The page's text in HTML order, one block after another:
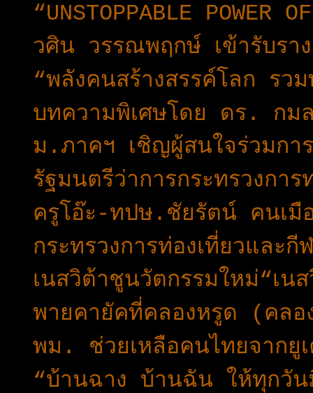
“UNSTOPPABLE POWER
วศิน วรรณพฤกษ์ เข้ารับร
“พลังคนสร้างสรรค์โลก ร
บทความพิเศษโดย ดร. ก
ม.ภาคฯ เชิญผู้สนใจร่วมกา
รัฐมนตรีว่าการกระทรวงก
ครูโอ๊ะ-ทปษ.ชัยรัตน์ คนเ
กระทรวงการท่องเที่ยวแล
เนสวิต้าชูนวัตกรรมใหม่“เ
พายคายัคที่คลองหรูด (คล
พม. ช่วยเหลือคนไทยจากยู
“บ้านฉาง บ้านฉัน ให้ทุกวัน